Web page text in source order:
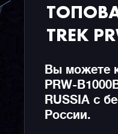
TREK
Вы можете
PRW-
RUSSIA с
России.